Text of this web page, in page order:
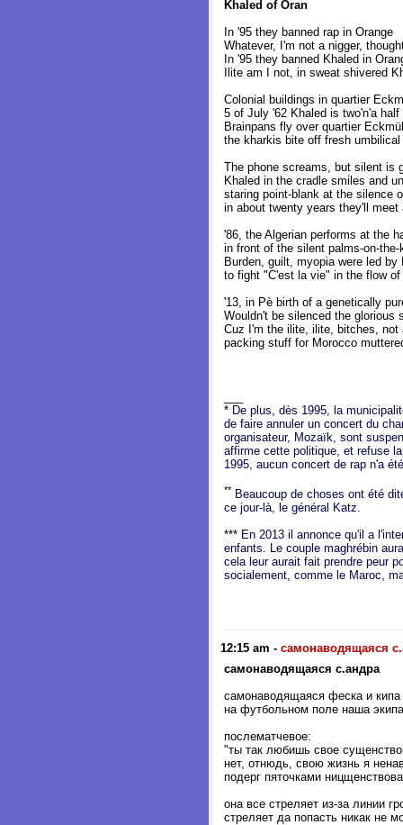
Khaled of Oran
In '95 they banned rap in Orange
Whatever, I'm not a nigger,
In '95 they banned Khaled in
Ilite am I not, in sweat shivered
Colonial buildings in quartier
5 of July '62 Khaled is two'n'a half
Brainpans fly over quartier
the kharkis bite off fresh umbilical
The phone screams, but silent is
Khaled in the cradle smiles and
staring point-blank at the silence
in about twenty years they'll meet
'86, the Algerian performs at the
in front of the silent palms-on-the-
Burden, guilt, myopia were led by
to fight "C'est la vie" in the flow
'13, in Pè birth of a genetically
Wouldn't be silenced the glorious
Cuz I'm the ilite, ilite, bitches, not
packing stuff for Morocco
* De plus, dès 1995, la
de faire annuler un concert du
organisateur, Mozaïk, sont
affirme cette politique, et refuse
1995, aucun concert de rap n'a
** Beaucoup de choses ont été
ce jour-là, le général Katz.
*** En 2013 il annonce qu'il a
enfants. Le couple maghrébin
cela leur aurait fait prendre peur
socialement, comme le Maroc,
12:15 am - самонаводящаяся
самонаводящаяся с.андра
самонаводящаяся феска и кипа
на футбольном поле наша экипа
послематчевое:
"ты так любишь свое
нет, отнюдь, свою жизнь я
подерг пяточками
она все стреляет из-за линии
стреляет да попасть никак не